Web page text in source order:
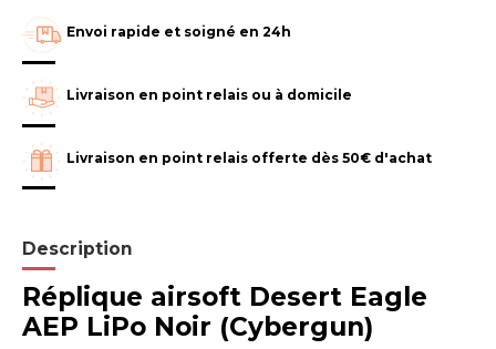
Envoi rapide et soigné en 24h
Livraison en point relais ou à domicile
Livraison en point relais offerte dès 50€ d'achat
Description
Réplique airsoft Desert Eagle
AEP LiPo Noir (Cybergun)